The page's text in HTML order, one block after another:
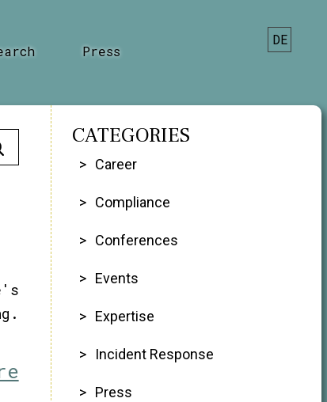
Press
DE
CATEGORIES
Career
Compliance
Conferences
Events
Expertise
Incident Response
Press